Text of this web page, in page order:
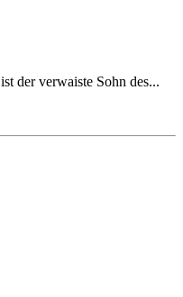
der verwaiste Sohn des...